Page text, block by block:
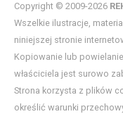
Copyright © 2009-2026
Wszelkie ilustracje,
niniejszej stronie
Kopiowanie lub
właściciela jest surowo
Strona korzysta z plików
określić warunki